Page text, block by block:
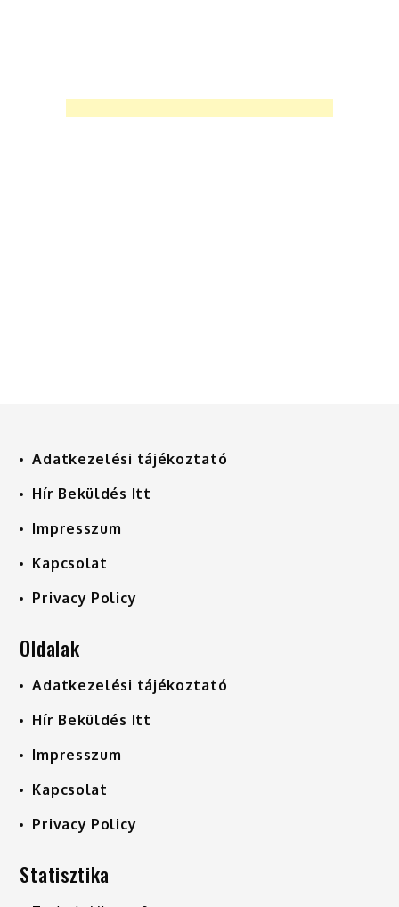
Adatkezelési tájékoztató
Hír Beküldés Itt
Impresszum
Kapcsolat
Privacy Policy
Oldalak
Adatkezelési tájékoztató
Hír Beküldés Itt
Impresszum
Kapcsolat
Privacy Policy
Statisztika